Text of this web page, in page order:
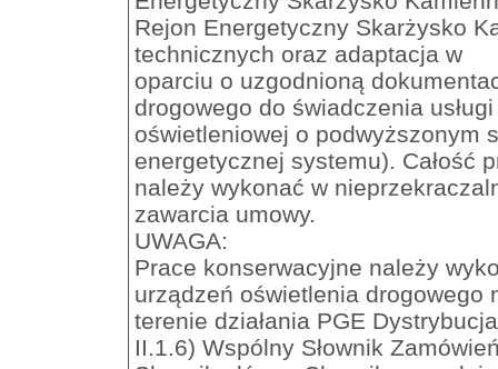
Rejon Energetyczny Skarżysko
technicznych oraz adaptacja w
oparciu o uzgodnioną
drogowego do świadczenia usługi
oświetleniowej o podwyższonym
energetycznej systemu). Całość
należy wykonać w
zawarcia umowy.
UWAGA:
Prace konserwacyjne należy
urządzeń oświetlenia drogowego
terenie działania PGE
II.1.6) Wspólny Słownik